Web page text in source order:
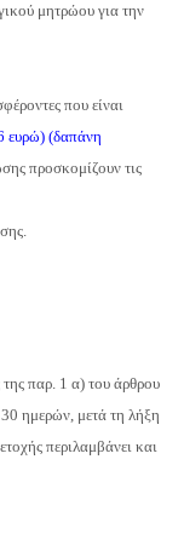
μητρώου για την
που είναι
(δαπάνη
προσκομίζουν τις
της παρ. 1 α) του άρθρου
ημερών, μετά τη λήξη
περιλαμβάνει και